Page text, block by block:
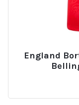
England